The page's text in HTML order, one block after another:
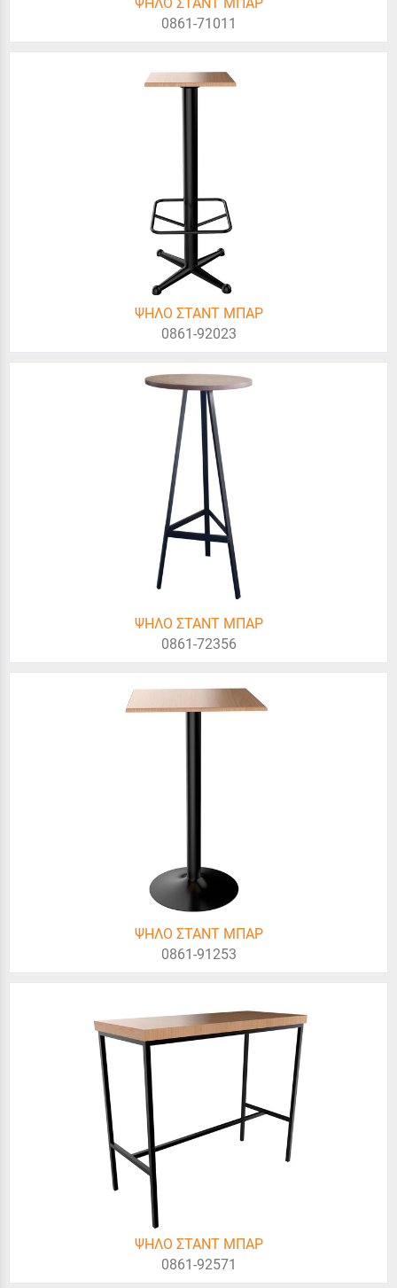
0861-71011
ΨΗΛΟ ΣΤΑΝΤ ΜΠΑΡ
0861-92023
ΨΗΛΟ ΣΤΑΝΤ ΜΠΑΡ
0861-72356
ΨΗΛΟ ΣΤΑΝΤ ΜΠΑΡ
0861-91253
ΨΗΛΟ ΣΤΑΝΤ ΜΠΑΡ
0861-92571